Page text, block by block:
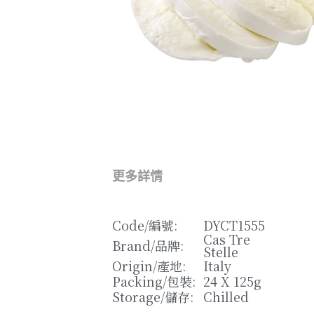
更多詳情
Code/編號:
DYCT1555
Brand/品牌: Cas Tre
Stelle
Origin/產地:
Italy
Packing/包裝: 24 X 125g
Storage/儲存: Chilled